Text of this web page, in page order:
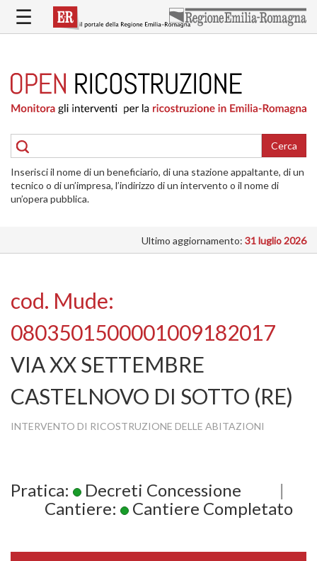
contenuto
RICOSTRUZIONE
PUBBLICA
DELLE
ABITAZIONI
RICOSTRUZIONE
ATTIVITÀ
INTERVENTI
SI
☰
Cerca
Inserisci il nome di un beneficiario, di una stazione appaltante, di un
tecnico o di un’impresa, l’indirizzo di un intervento o il nome di
un’opera pubblica.
Ultimo aggiornamento: 31 luglio 2026
cod. Mude:
0803501500001009182017
VIA XX SETTEMBRE
CASTELNOVO DI SOTTO (RE)
INTERVENTO DI RICOSTRUZIONE DELLE ABITAZIONI
Pratica: Decreti Concessione
|
Cantiere:
Cantiere Completato